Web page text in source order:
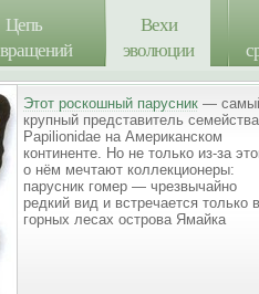
Цепь
Вехи
эволюции
Этот роскошный парусник —
крупный представитель семейства
Papilionidae на Американском
континенте. Но не только из-за
о нём мечтают коллекционеры:
парусник гомер — чрезвычайно
редкий вид и встречается только в
горных лесах острова Ямайка